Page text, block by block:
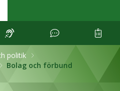
politik
Bolag och förbund